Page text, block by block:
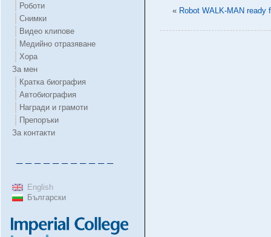
Роботи
Снимки
Видео клипове
Медийно отразяване
Хора
За мен
Кратка биография
Автобиография
Награди и грамоти
Препоръки
За контакти
– – – – – – – – – – –
English
Български
« Robot WALK-MAN ready